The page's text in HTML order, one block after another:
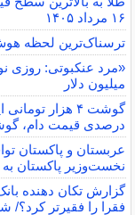
۱۶ مرداد ۱۴۰۵
ترسناک‌ترین لحظه
میلیون دلار
درصدی قیمت دام،
عربستان و پاکستان
نخست‌وزیر پاکستان
گزارش تکان‌ دهنده
فقرا را فقیرتر کرد؟/ شکاف ۱۵ درصدی تورم